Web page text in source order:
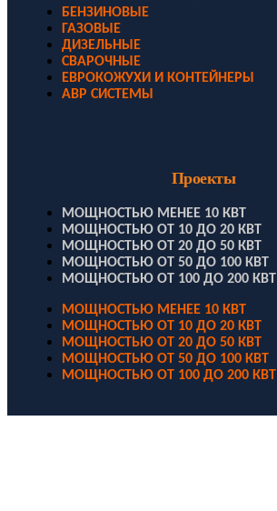
БЕНЗИНОВЫЕ
ГАЗОВЫЕ
ДИЗЕЛЬНЫЕ
СВАРОЧНЫЕ
ЕВРОКОЖУХИ И КОНТЕЙНЕРЫ
АВР СИСТЕМЫ
Проекты
МОЩНОСТЬЮ МЕНЕЕ 10 КВТ
МОЩНОСТЬЮ ОТ 10 ДО 20 КВТ
МОЩНОСТЬЮ ОТ 20 ДО 50 КВТ
МОЩНОСТЬЮ ОТ 50 ДО 100 КВТ
МОЩНОСТЬЮ ОТ 100 ДО 200 КВТ
МОЩНОСТЬЮ МЕНЕЕ 10 КВТ
МОЩНОСТЬЮ ОТ 10 ДО 20 КВТ
МОЩНОСТЬЮ ОТ 20 ДО 50 КВТ
МОЩНОСТЬЮ ОТ 50 ДО 100 КВТ
МОЩНОСТЬЮ ОТ 100 ДО 200 КВТ